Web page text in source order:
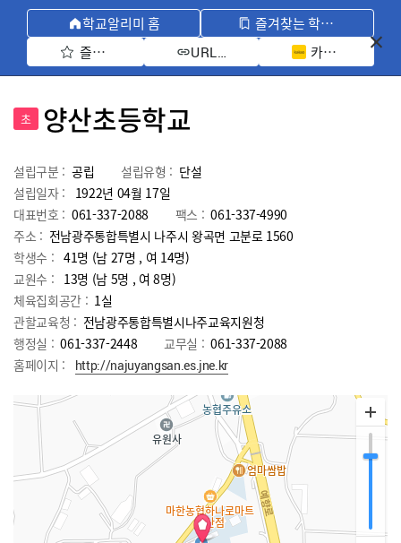
학교알리미 홈
즐겨찾는 학교 모아보기
즐겨찾기 선택
URL 복사 카카오톡 공유
초 양산초등학교
설립구분 : 공립 설립유형 : 단설
설립일자 :
1922년 04월 17일
대표번호 : 061-337-2088 팩스 : 061-337-4990
주소 : 전남광주통합특별시 나주시 왕곡면 고분로 1560
학생수 : 41명 (남 27명 , 여 14명)
교원수 : 13명 (남 5명 , 여8명)
체육집회공간 : 1실
관할교육청 : 전남광주통합특별시나주교육지원청
행정실 : 061-337-2448 교무실 : 061-337-2088
홈페이지 :
http://najuyangsan.es.jne.kr